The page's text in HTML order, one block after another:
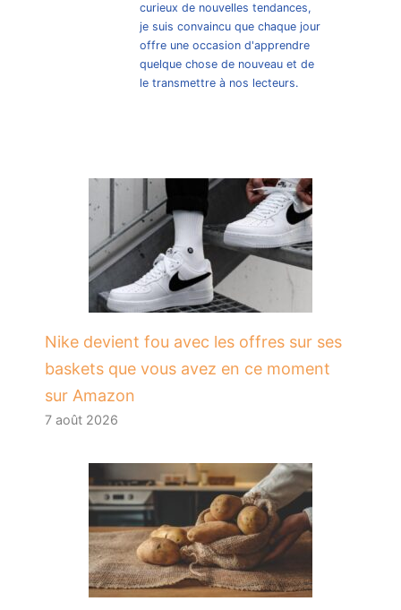
curieux de nouvelles tendances,
je suis convaincu que chaque jour
offre une occasion d'apprendre
quelque chose de nouveau et de
le transmettre à nos lecteurs.
Nike devient fou avec les offres sur ses
baskets que vous avez en ce moment
sur Amazon
7 août 2026